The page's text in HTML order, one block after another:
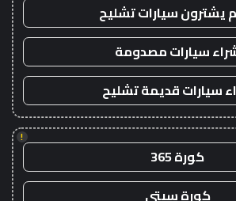
يشترون سيارات تشليح
سيارات مصدومة
سيارات قديمة تشليح
!
كورة 365
كورة سيتي